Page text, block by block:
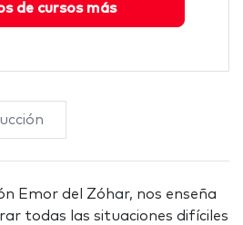
de cursos más
Emor del Zóhar, nos enseña
todas las situaciones difíciles